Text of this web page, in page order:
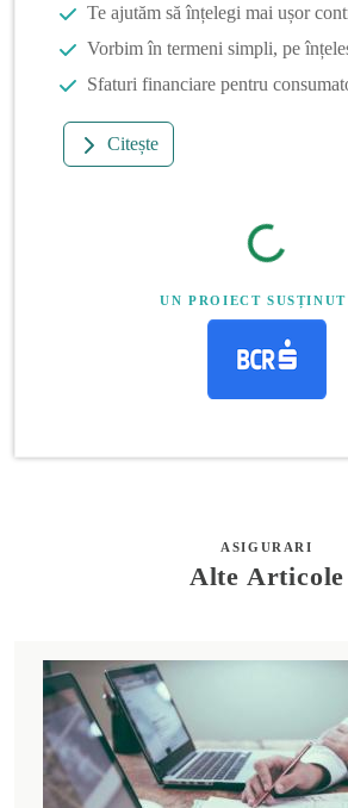
Te ajutăm să înțelegi mai ușor
Vorbim în termeni simpli, pe
Sfaturi financiare pentru
Citește
UN PROIECT SUSȚINUT
ASIGURARI
Alte Articole